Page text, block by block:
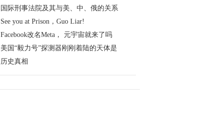
国际刑事法院及其与美、中、俄的关系
See you at Prison，Guo Liar!
Facebook改名Meta， 元宇宙就来了吗
美国“毅力号”探测器刚刚着陆的天体是
历史真相